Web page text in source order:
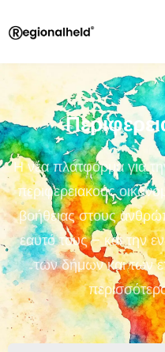
Η νέα πλατφόρμα για
περιφερειακούς
βοήθειας στους
εαυτό τους – και την
των δήμων και των